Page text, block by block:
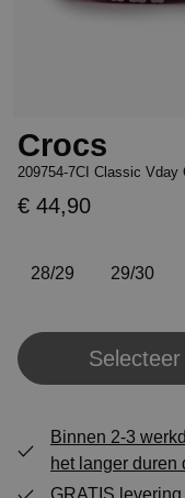
Crocs
209754-7CI Classic Vday
€ 44,90
28/29 29/30
Plaats
Binnen 2-3
het langer duren